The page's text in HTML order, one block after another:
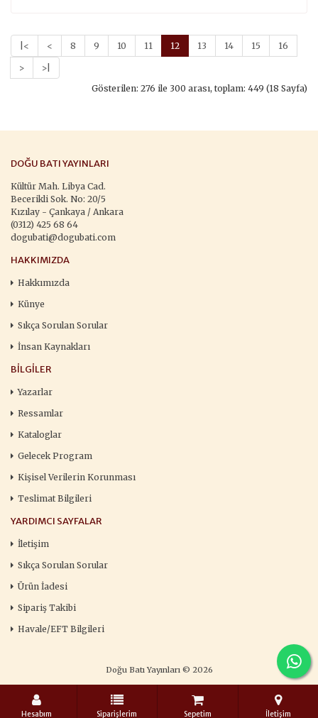
Hesabım Siparişlerim Sepetim İletişim
|< < 8 9 10 11 12 13 14 15 16
>
>|
Gösterilen: 276 ile 300 arası, toplam: 449 (18 Sayfa)
DOĞU BATI YAYINLARI
Kültür Mah. Libya Cad.
Becerikli Sok. No: 20/5
Kızılay - Çankaya / Ankara
(0312) 425 68 64
dogubati@dogubati.com
HAKKIMIZDA
Hakkımızda
Künye
Sıkça Sorulan Sorular
İnsan Kaynakları
BILGILER
Yazarlar
Ressamlar
Kataloglar
Gelecek Program
Kişisel Verilerin Korunması
Teslimat Bilgileri
YARDIMCI SAYFALAR
İletişim
Sıkça Sorulan Sorular
Ürün İadesi
Sipariş Takibi
Havale/EFT Bilgileri
Doğu Batı Yayınları © 2026